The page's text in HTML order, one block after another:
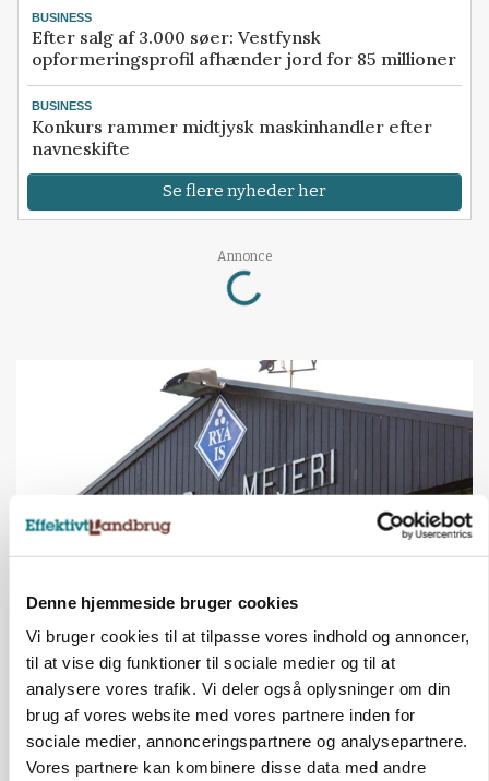
Denne hjemmeside bruger cookies
Vi bruger cookies til at tilpasse vores indhold og annoncer,
til at vise dig funktioner til sociale medier og til at
analysere vores trafik. Vi deler også oplysninger om din
brug af vores website med vores partnere inden for
sociale medier, annonceringspartnere og analysepartnere.
Vores partnere kan kombinere disse data med andre
BUSINESS
Efter salg af 3.000 søer: Vestfynsk
opformeringsprofil afhænder jord for 85 millioner
BUSINESS
Konkurs rammer midtjysk maskinhandler efter
navneskifte
Se flere nyheder her
Annonce
Loading...
Tæller Aabybro Mejeri og Axel Månsson: 21
fødevareproducenter indstillet til pris
Annonce